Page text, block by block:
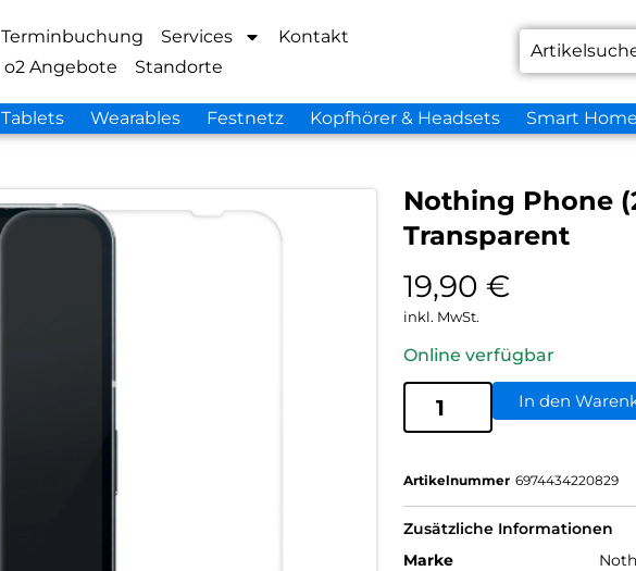
Terminbuchung Services
Kontakt
o2 Angebote Standorte
Tablets Wearables Festnetz Kopfhörer & Headsets Smart Home
Nothing Phone
Transparent
19,90 €
inkl. MwSt.
Online verfügbar
In den
Artikelnummer 6974434220829
Zusätzliche Informationen
Marke